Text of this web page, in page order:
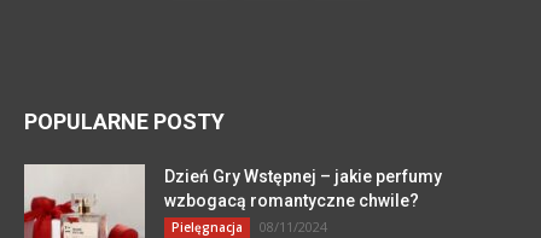
POPULARNE POSTY
Dzień Gry Wstępnej – jakie perfumy
wzbogacą romantyczne chwile?
Pielęgnacja 08/11/2024